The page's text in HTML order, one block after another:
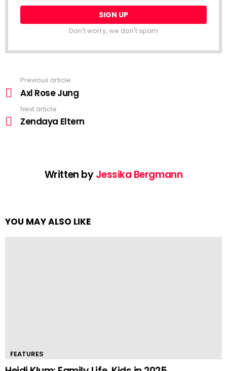
Don't worry, we don't spam
more
Previous article
Axl Rose Jung
Next article
Zendaya Eltern
Written byJessika Bergmann
YOU MAY ALSO LIKE
FEATURES